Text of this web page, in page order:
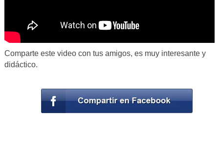
Comparte este video con tus amigos, es muy interesante y
didáctico.